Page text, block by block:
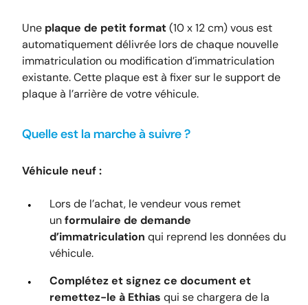
Une plaque de petit format(10 x 12 cm) vous est
automatiquement délivrée lors de chaque nouvelle
immatriculation ou modification d’immatriculation
existante. Cette plaque est à fixer sur le support de
plaque à l’arrière de votre véhicule.
Quelle est la marche à suivre ?
Véhicule neuf :
Lors de l’achat, le vendeur vous remet
unformulaire de demande
d’immatriculation qui reprend les données du
véhicule.
Complétez et signez ce document et
remettez-le à Ethias qui se chargera de la